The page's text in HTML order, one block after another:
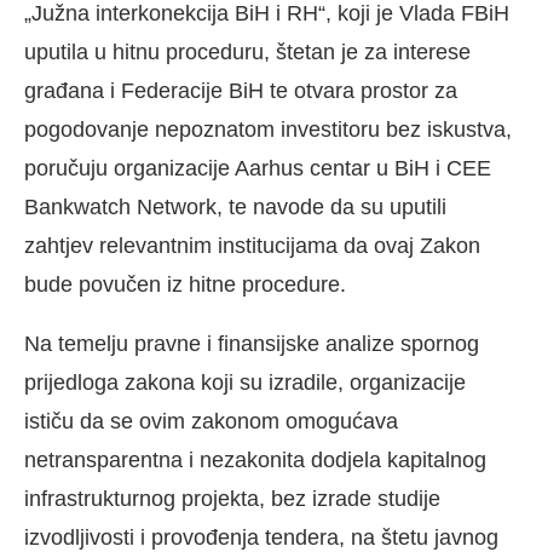
„Južna interkonekcija BiH i RH“, koji je Vlada FBiH
uputila u hitnu proceduru, štetan je za interese
građana i Federacije BiH te otvara prostor za
pogodovanje nepoznatom investitoru bez iskustva,
poručuju organizacije Aarhus centar u BiH i CEE
Bankwatch Network, te navode da su uputili
zahtjev relevantnim institucijama da ovaj Zakon
bude povučen iz hitne procedure.
Na temelju pravne i finansijske analize spornog
prijedloga zakona koji su izradile, organizacije
ističu da se ovim zakonom omogućava
netransparentna i nezakonita dodjela kapitalnog
infrastrukturnog projekta, bez izrade studije
izvodljivosti i provođenja tendera, na štetu javnog